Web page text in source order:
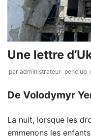
Une lettre
par administrateur_penclub
De Volodymyr
La nuit, lorsque les
emmenons les